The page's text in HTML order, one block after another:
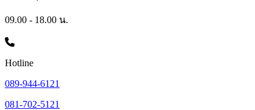
09.00 - 18.00 น.
Hotline
089-944-6121
081-702-5121